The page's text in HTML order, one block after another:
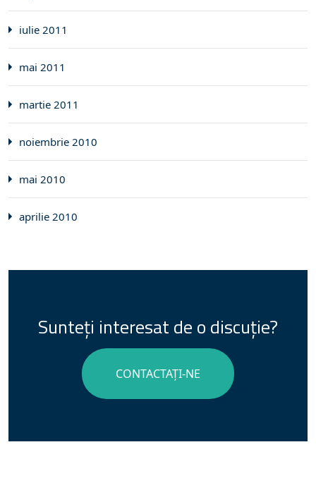
iulie 2011
mai 2011
martie 2011
noiembrie 2010
mai 2010
aprilie 2010
Sunteți interesat de o discuție?
CONTACTAȚI-NE